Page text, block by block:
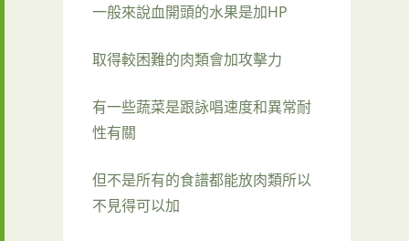
一般來說血開頭的水果是加HP
取得較困難的肉類會加攻擊力
有一些蔬菜是跟詠唱速度和異常耐
性有關
但不是所有的食譜都能放肉類所以
不見得可以加